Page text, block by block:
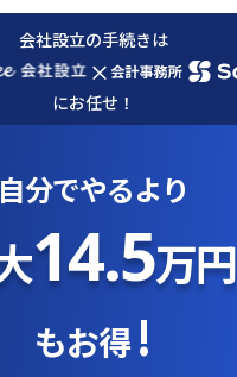
会社設立の手続きは
×
にお任せ！
自分でやるより
14.5万円
もお得 !